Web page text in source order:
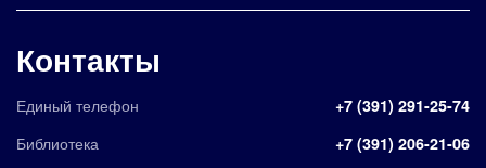
Контакты
Единый телефон +7 (391) 291-25-74
Библиотека +7 (391) 206-21-06